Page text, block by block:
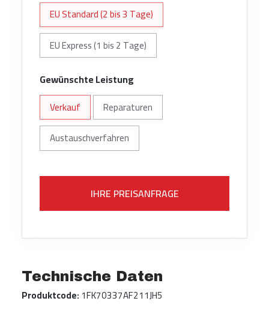
EU Standard (2 bis 3 Tage)
EU Express (1 bis 2 Tage)
Gewünschte Leistung
Verkauf
Reparaturen
Austauschverfahren
IHRE PREISANFRAGE
Technische Daten
Produktcode: 1FK70337AF211JH5